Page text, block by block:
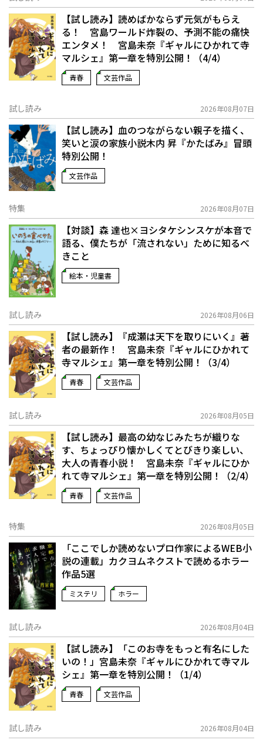
【試し読み】読めばかならず元気がもらえ
る！ 宮島ワールド炸裂の、予測不能の痛快
エンタメ！ 宮島未奈『ギャルにひかれて寺
マルシェ』第一章を特別公開！（4/4）
青春 文芸作品
試し読み 2026年08月07日
【試し読み】血のつながらない親子を描く、
笑いと涙の家族小説――木内 昇『かたばみ』冒頭
特別公開！
文芸作品
特集 2026年08月07日
【対談】森 達也×ヨシタケシンスケが本音で
語る、僕たちが「流されない」ために知るべ
きこと
絵本・児童書
試し読み 2026年08月06日
【試し読み】『成瀬は天下を取りにいく』著
者の最新作！ 宮島未奈『ギャルにひかれて
寺マルシェ』第一章を特別公開！（3/4）
青春 文芸作品
試し読み 2026年08月05日
【試し読み】最高の幼なじみたちが織りな
す、ちょっぴり懐かしくてとびきり楽しい、
大人の青春小説！ 宮島未奈『ギャルにひか
れて寺マルシェ』第一章を特別公開！（2/4）
青春 文芸作品
特集 2026年08月05日
「ここでしか読めないプロ作家によるWEB小
説の連載」――カクヨムネクストで読めるホラー
作品5選
ミステリ ホラー
試し読み 2026年08月04日
【試し読み】「このお寺をもっと有名にした
いの！」宮島未奈『ギャルにひかれて寺マル
シェ』第一章を特別公開！（1/4）
青春 文芸作品
試し読み 2026年08月04日